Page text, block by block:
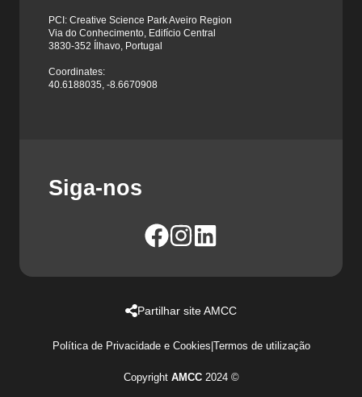
PCI: Creative Science Park Aveiro Region
Via do Conhecimento, Edifício Central
3830-352 Ílhavo, Portugal
Coordinates:
40.6188035, -8.6670908
Siga-nos
Partilhar site AMCC
Política de Privacidade e Cookies|Termos de utilização
Copyright AMCC2024 ©